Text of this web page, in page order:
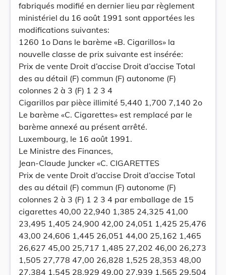
fabriqués modifié en dernier lieu par règlement
ministériel du 16 août 1991 sont apportées les
modifications suivantes:
1260 1o Dans le barème «B. Cigarillos» la
nouvelle classe de prix suivante est insérée:
Prix de vente Droit d’accise Droit d’accise Total
des au détail (F) commun (F) autonome (F)
colonnes 2 à 3 (F) 1 2 3 4
Cigarillos par pièce illimité 5,440 1,700 7,140 2o
Le barème «C. Cigarettes» est remplacé par le
barème annexé au présent arrêté.
Luxembourg, le 16 août 1991.
Le Ministre des Finances,
Jean-Claude Juncker «C. CIGARETTES
Prix de vente Droit d’accise Droit d’accise Total
des au détail (F) commun (F) autonome (F)
colonnes 2 à 3 (F) 1 2 3 4 par emballage de 15
cigarettes 40,00 22,940 1,385 24,325 41,00
23,495 1,405 24,900 42,00 24,051 1,425 25,476
43,00 24,606 1,445 26,051 44,00 25,162 1,465
26,627 45,00 25,717 1,485 27,202 46,00 26,273
1,505 27,778 47,00 26,828 1,525 28,353 48,00
27,384 1,545 28,929 49,00 27,939 1,565 29,504